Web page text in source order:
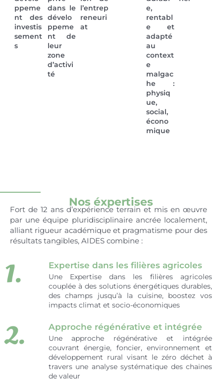
ppeme
nt des
investis
sement
s
dans le
dévelo
ppeme
nt de
leur
zone
d’activi
té
l’entrep
reneuri
at
e,
rentabl
e et
adapté
au
context
e
malgac
he :
physiq
ue,
social,
écono
mique
Nos éxpertises
Fort de 12 ans d’expérience terrain et mis en œuvre
par une équipe pluridisciplinaire ancrée localement,
alliant rigueur académique et pragmatisme pour des
résultats tangibles, AIDES combine :
1. Expertise dans les filières agricoles
Une Expertise dans les filières agricoles
couplée à des solutions énergétiques durables,
des champs jusqu’à la cuisine, boostez vos
impacts climat et socio-économiques
2. Approche régénérative et intégrée
Une approche régénérative et intégrée
couvrant énergie, foncier, environnement et
développement rural visant le zéro déchet à
travers une analyse systématique des chaines
de valeur